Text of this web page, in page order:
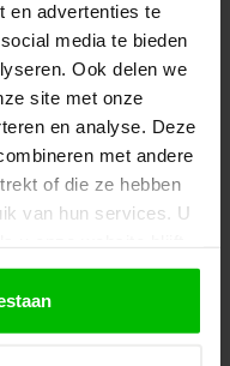
en advertenties te
media te bieden
Ook delen we
site met onze
en analyse. Deze
met andere
of die ze hebben
van hun services. U
je kiest voor
in het
afhaaldatum.
wanneer jouw
af te halen. Wij
en bestellen
wij alleen wanneer
iDeal voldaan is.